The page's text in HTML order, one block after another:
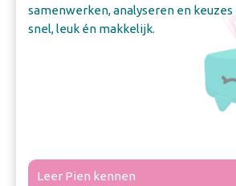
samenwerken, analyseren en keuzes
snel, leuk én makkelijk.
Leer Pien kennen